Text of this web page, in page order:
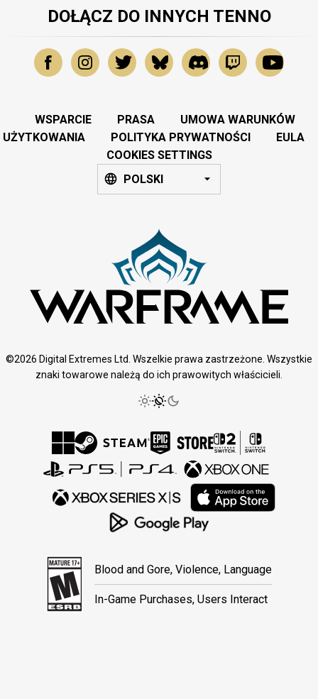
DOŁĄCZ DO INNYCH TENNO
WSPARCIE PRASA
UMOWA WARUNKÓW
UŻYTKOWANIA
POLITYKA PRYWATNOŚCI
EULA
COOKIES SETTINGS
POLSKI
©2026 Digital Extremes Ltd. Wszelkie prawa zastrzeżone. Wszystkie
znaki towarowe należą do ich prawowitych właścicieli.
Blood and Gore, Violence, Language
In-Game Purchases, Users Interact